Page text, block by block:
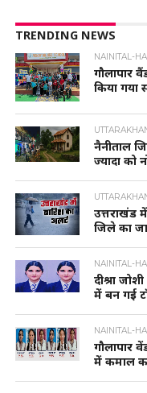
TRENDING NEWS
NAINITAL-
गौलापार
किया गया
नैनीताल
ज्यादा को
उत्तराखंड
जिले का
NAINITAL-
दीश्रा
में बन गई
NAINITAL-
गौलापार
में कमाल